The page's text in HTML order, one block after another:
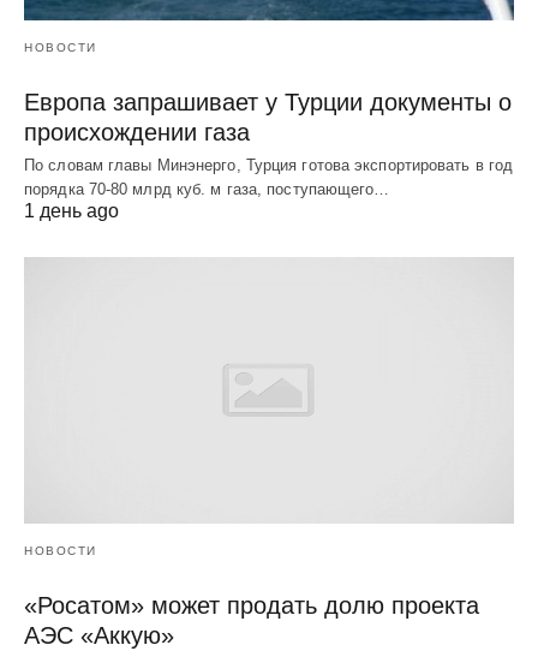
НОВОСТИ
Европа запрашивает у Турции документы о
происхождении газа
По словам главы Минэнерго, Турция готова экспортировать в год
порядка 70-80 млрд куб. м газа, поступающего…
1 день ago
НОВОСТИ
«Росатом» может продать долю проекта
АЭС «Аккую»